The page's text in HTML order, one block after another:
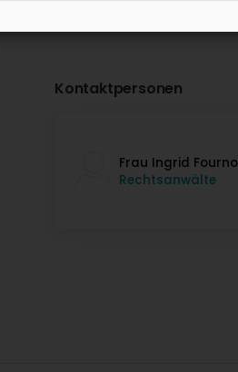
Kontaktpersonen
Frau Ingrid
Rechtsanwälte